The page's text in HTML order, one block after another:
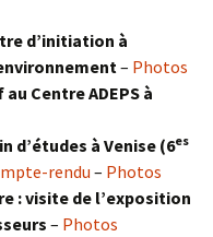
d’initiation à
– Photos
Centre ADEPS à
d’études à Venise (6es
rendu – Photos
: visite de l’exposition
– Photos